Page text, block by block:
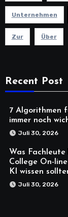
Unternehmen
Zur Über
Recent Post
7 Algorithmen
immer noch
Juli 30, 2026
Was
College On-
KI wissen
Juli 30, 2026